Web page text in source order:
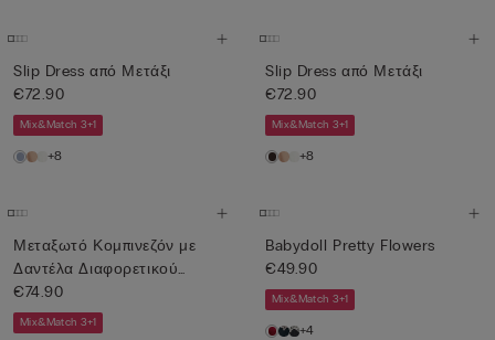
Slip Dress από Μετάξι
€72.90
Mix&Match 3+1
+8
Slip Dress από Μετάξι
€72.90
Mix&Match 3+1
+8
Μεταξωτό Κομπινεζόν με
Δαντέλα Διαφορετικού
Χρώματ...
€74.90
Mix&Match 3+1
Babydoll Pretty Flowers
€49.90
Mix&Match 3+1
+4